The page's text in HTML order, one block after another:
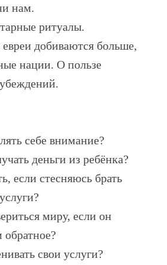
нам.
ритуалы.
добиваются больше,
нации. О пользе
себе внимание?
деньги из ребёнка?
если стесняюсь брать
миру, если он
обратное?
свои услуги?